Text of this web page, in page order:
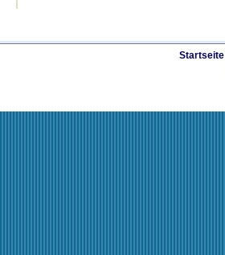
Startseite